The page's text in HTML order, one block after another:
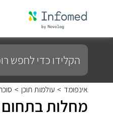
הקלידו
כדי
לחפש
רופאים,
מידע
מקצועי,
פורומים
ועוד...
אינפומד > עולמות תוכן >
מחלות בתחום